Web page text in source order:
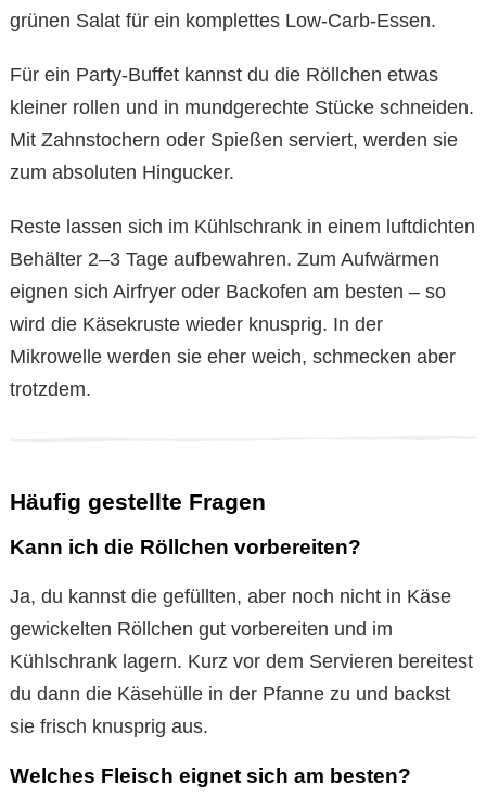
grünen Salat für ein komplettes Low-Carb-Essen.
Für ein Party-Buffet kannst du die Röllchen etwas
kleiner rollen und in mundgerechte Stücke schneiden.
Mit Zahnstochern oder Spießen serviert, werden sie
zum absoluten Hingucker.
Reste lassen sich im Kühlschrank in einem luftdichten
Behälter 2–3 Tage aufbewahren. Zum Aufwärmen
eignen sich Airfryer oder Backofen am besten – so
wird die Käsekruste wieder knusprig. In der
Mikrowelle werden sie eher weich, schmecken aber
trotzdem.
Häufig gestellte Fragen
Kann ich die Röllchen vorbereiten?
Ja, du kannst die gefüllten, aber noch nicht in Käse
gewickelten Röllchen gut vorbereiten und im
Kühlschrank lagern. Kurz vor dem Servieren bereitest
du dann die Käsehülle in der Pfanne zu und backst
sie frisch knusprig aus.
Welches Fleisch eignet sich am besten?